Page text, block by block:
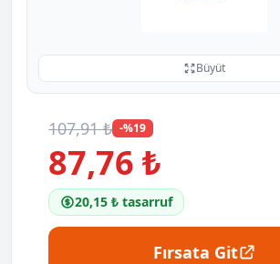
Büyüt
107,91 ₺ -%19
87,76 ₺
20,15 ₺ tasarruf
Fırsata Git